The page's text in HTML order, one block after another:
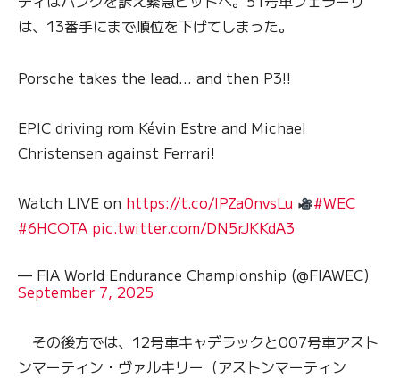
は、13番手にまで順位を下げてしまった。
Porsche takes the lead… and then P3!!
EPIC driving rom Kévin Estre and Michael
Christensen against Ferrari!
Watch LIVE on https://t.co/IPZa0nvsLu
#WEC
#6HCOTA pic.twitter.com/DN5rJKKdA3
— FIA World Endurance Championship (@FIAWEC)
September 7, 2025
その後方では、12号車キャデラックと007号車アスト
ンマーティン・ヴァルキリー（アストンマーティン